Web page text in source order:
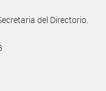
del Directorio.